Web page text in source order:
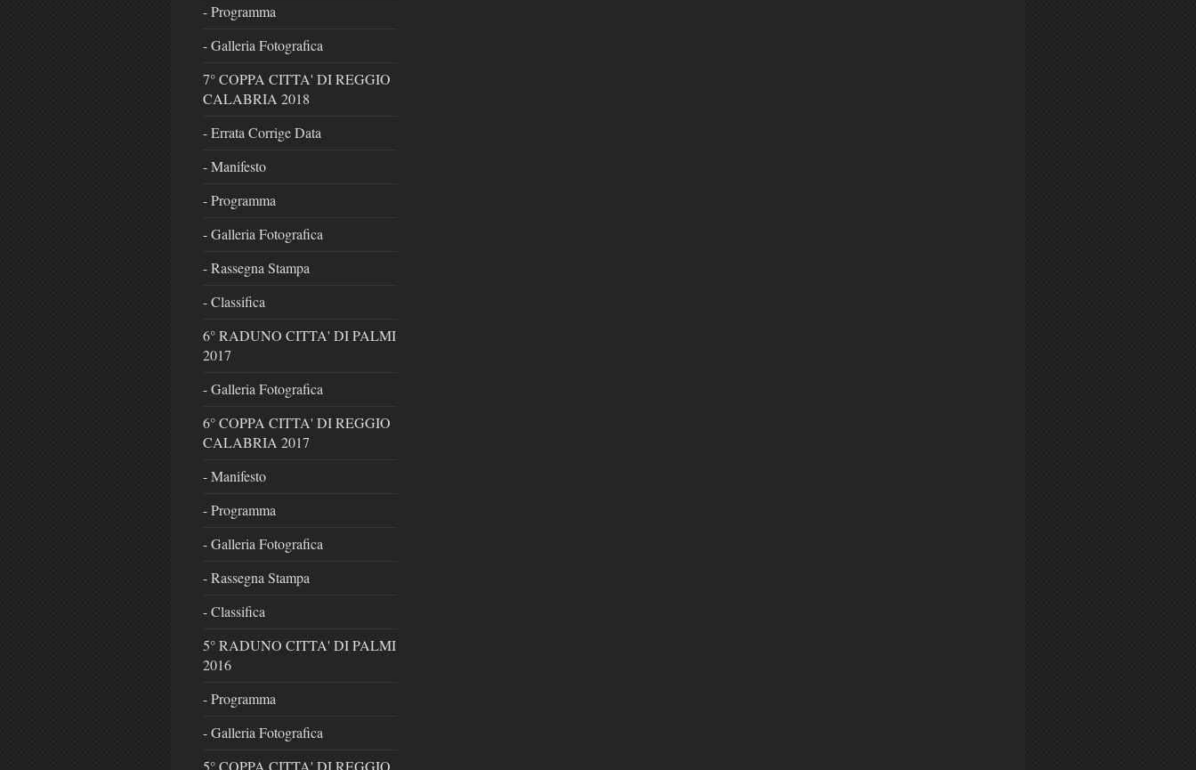
- Programma
- Galleria Fotografica
7° COPPA CITTA' DI REGGIO
CALABRIA 2018
- Errata Corrige Data
- Manifesto
- Programma
- Galleria Fotografica
- Rassegna Stampa
- Classifica
6° RADUNO CITTA' DI PALMI
2017
- Galleria Fotografica
6° COPPA CITTA' DI REGGIO
CALABRIA 2017
- Manifesto
- Programma
- Galleria Fotografica
- Rassegna Stampa
- Classifica
5° RADUNO CITTA' DI PALMI
2016
- Programma
- Galleria Fotografica
5° COPPA CITTA' DI REGGIO